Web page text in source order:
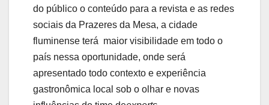
do público o conteúdo para a revista e as redes
sociais da Prazeres da Mesa, a cidade
fluminense terá maior visibilidade em todo o
país nessa oportunidade, onde será
apresentado todo contexto e experiência
gastronômica local sob o olhar e novas